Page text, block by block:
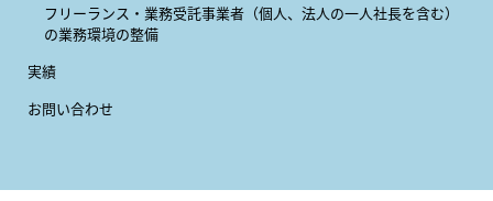
フリーランス・業務受託事業者 （個人、法人の一人社長を含む）
の業務環境の整備
実績
お問い合わせ